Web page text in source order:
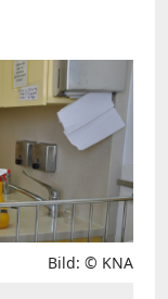
Bild: © KNA